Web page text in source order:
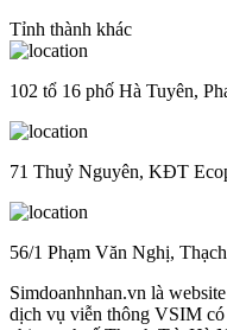
Tỉnh thành khác
102 tổ 16 phố Hà Tuyên,
71 Thuỷ Nguyên, KĐT
56/1 Phạm Văn Nghị,
Simdoanhnhan.vn là
dịch vụ viễn thông VSIM